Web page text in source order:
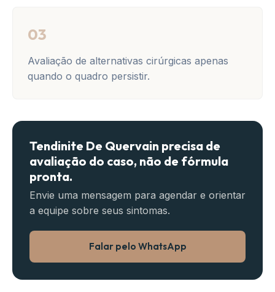
03
Avaliação de alternativas cirúrgicas apenas
quando o quadro persistir.
Tendinite De Quervain precisa de
avaliação do caso, não de fórmula
pronta.
Envie uma mensagem para agendar e orientar
a equipe sobre seus sintomas.
Falar pelo WhatsApp